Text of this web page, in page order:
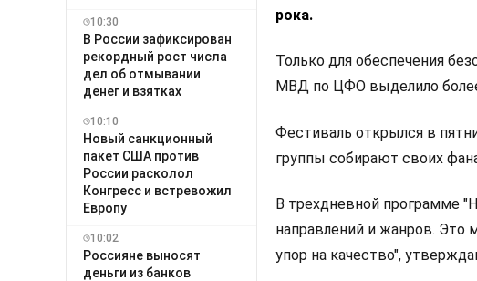
10:30
В России зафиксирован
рекордный рост числа
дел об отмывании
денег и взятках
10:10
Новый санкционный
пакет США против
России расколол
Конгресс и встревожил
Европу
10:02
Россияне выносят
деньги из банков
рока.
Только для обеспечения
МВД по ЦФО выделило
Фестиваль открылся в
группы собирают своих
В трехдневной программе
направлений и жанров. Это
упор на качество",